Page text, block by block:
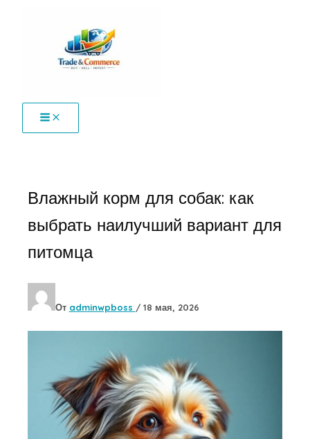
содержимому
Влажный корм для собак: как
выбрать наилучший вариант для
питомца
От adminwpboss / 18 мая, 2026